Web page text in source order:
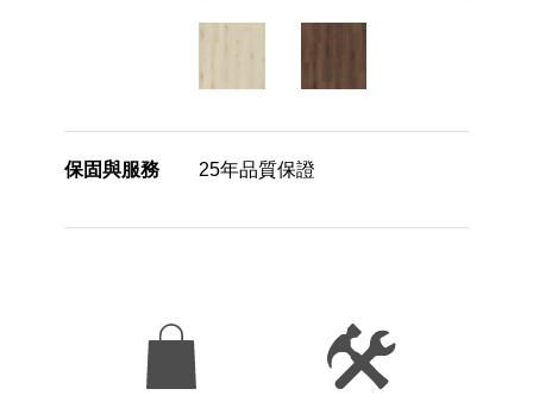
保固與服務 25年品質保證